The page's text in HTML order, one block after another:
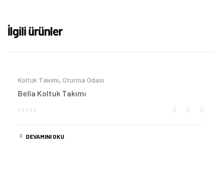
İlgili ürünler
Koltuk Takımı, Oturma Odası
Bella Koltuk Takımı
DEVAMINI OKU